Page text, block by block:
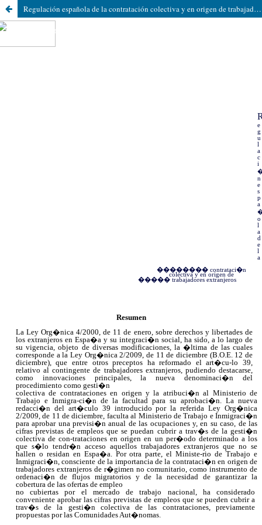
Regulación española de la contratación colectiva y en origen de trabajadores extranjeros